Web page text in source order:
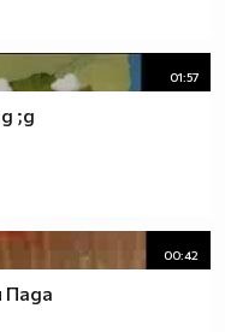
01:57
;д
00:42
Пада